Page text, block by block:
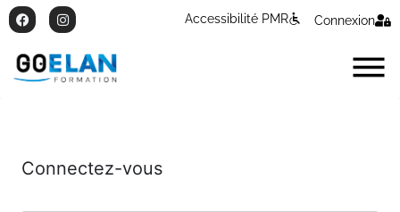
Accessibilité PMR Connexion
Connectez-vous